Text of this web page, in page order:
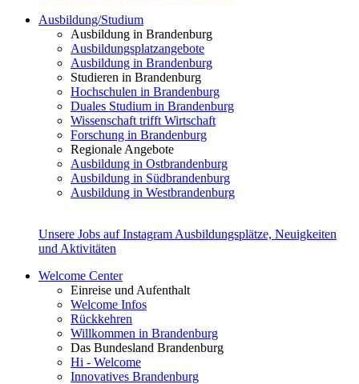
Ausbildung/Studium
Ausbildung in Brandenburg
Ausbildungsplatzangebote
Ausbildung in Brandenburg
Studieren in Brandenburg
Hochschulen in Brandenburg
Duales Studium in Brandenburg
Wissenschaft trifft Wirtschaft
Forschung in Brandenburg
Regionale Angebote
Ausbildung in Ostbrandenburg
Ausbildung in Südbrandenburg
Ausbildung in Westbrandenburg
Unsere Jobs auf Instagram Ausbildungsplätze, Neuigkeiten
und Aktivitäten
Welcome Center
Einreise und Aufenthalt
Welcome Infos
Rückkehren
Willkommen in Brandenburg
Das Bundesland Brandenburg
Hi - Welcome
Innovatives Brandenburg